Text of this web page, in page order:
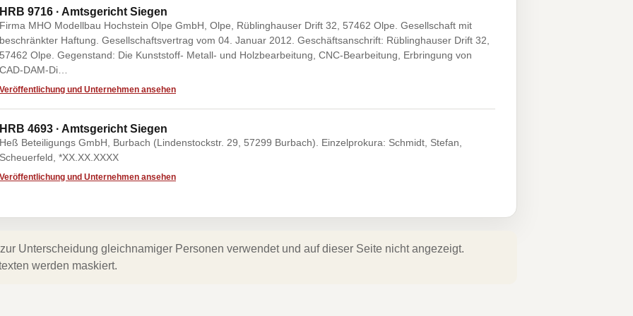
HRB 9716 · Amtsgericht Siegen
Firma MHO Modellbau Hochstein Olpe GmbH, Olpe, Rüblinghauser Drift 32, 57462 Olpe. Gesellschaft mit
beschränkter Haftung. Gesellschaftsvertrag vom 04. Januar 2012. Geschäftsanschrift: Rüblinghauser Drift 32,
57462 Olpe. Gegenstand: Die Kunststoff- Metall- und Holzbearbeitung, CNC-Bearbeitung, Erbringung von
CAD-DAM-Di…
Veröffentlichung und Unternehmen ansehen
HRB 4693 · Amtsgericht Siegen
Heß Beteiligungs GmbH, Burbach (Lindenstockstr. 29, 57299 Burbach). Einzelprokura: Schmidt, Stefan,
Scheuerfeld, *XX.XX.XXXX
Veröffentlichung und Unternehmen ansehen
Unterscheidung gleichnamiger Personen verwendet und auf dieser Seite nicht angezeigt.
werden maskiert.